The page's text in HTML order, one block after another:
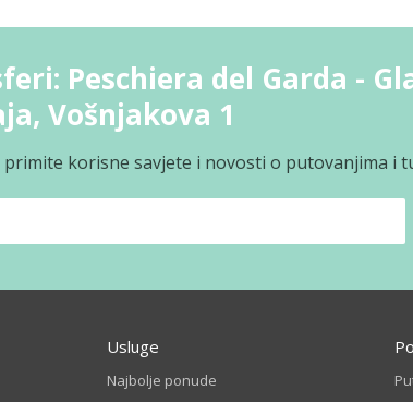
Peschiera del Garda -
Vošnjakova 1
korisne savjete i novosti o putovanjima i
Usluge
Najbolje ponude